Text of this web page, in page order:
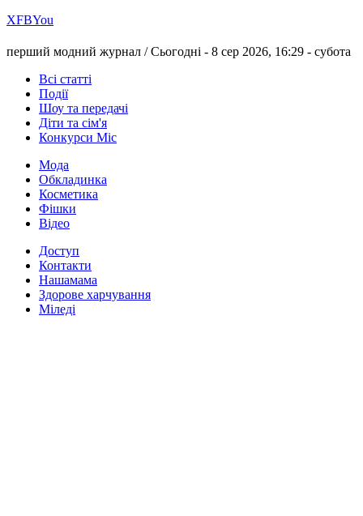
ХFBYou
перший модний журнал /Сьогодні - 8 сер 2026, 16:29 - субота
Всі статті
Події
Шоу та передачі
Діти та сім'я
Конкурси Міс
Мода
Обкладинка
Косметика
Фішки
Відео
Доступ
Контакти
Нашамама
Здорове харчування
Міледі